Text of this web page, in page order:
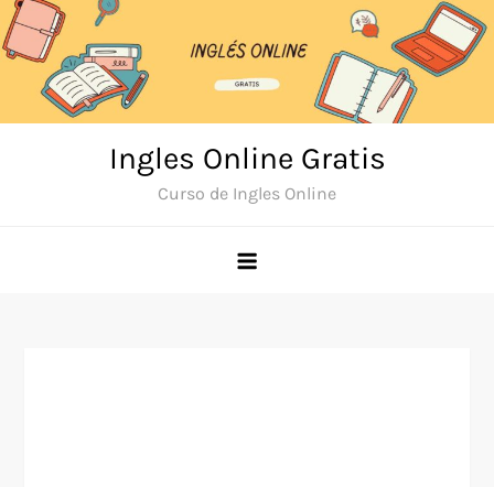
Skip
to
content
Ingles Online Gratis
Curso de Ingles Online